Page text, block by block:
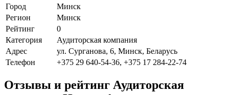
Город
Минск
Регион
Минск
Рейтинг
0
Категория
Аудиторская компания
Адрес
ул. Сурганова, 6, Минск, Беларусь
Телефон
+375 29 640-54-36, +375 17 284-22-74
Отзывы и рейтинг Аудиторская